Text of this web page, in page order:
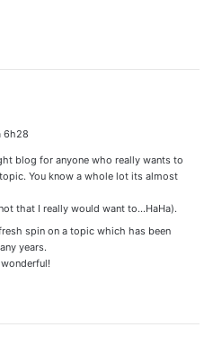
6h28
blog for anyone who really wants to
You know a whole lot its almost
that I really would want to…HaHa).
spin on a topic which has been
years.